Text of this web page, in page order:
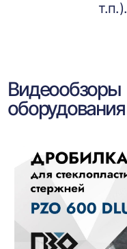
т.п.).
Видеообзоры
оборудования